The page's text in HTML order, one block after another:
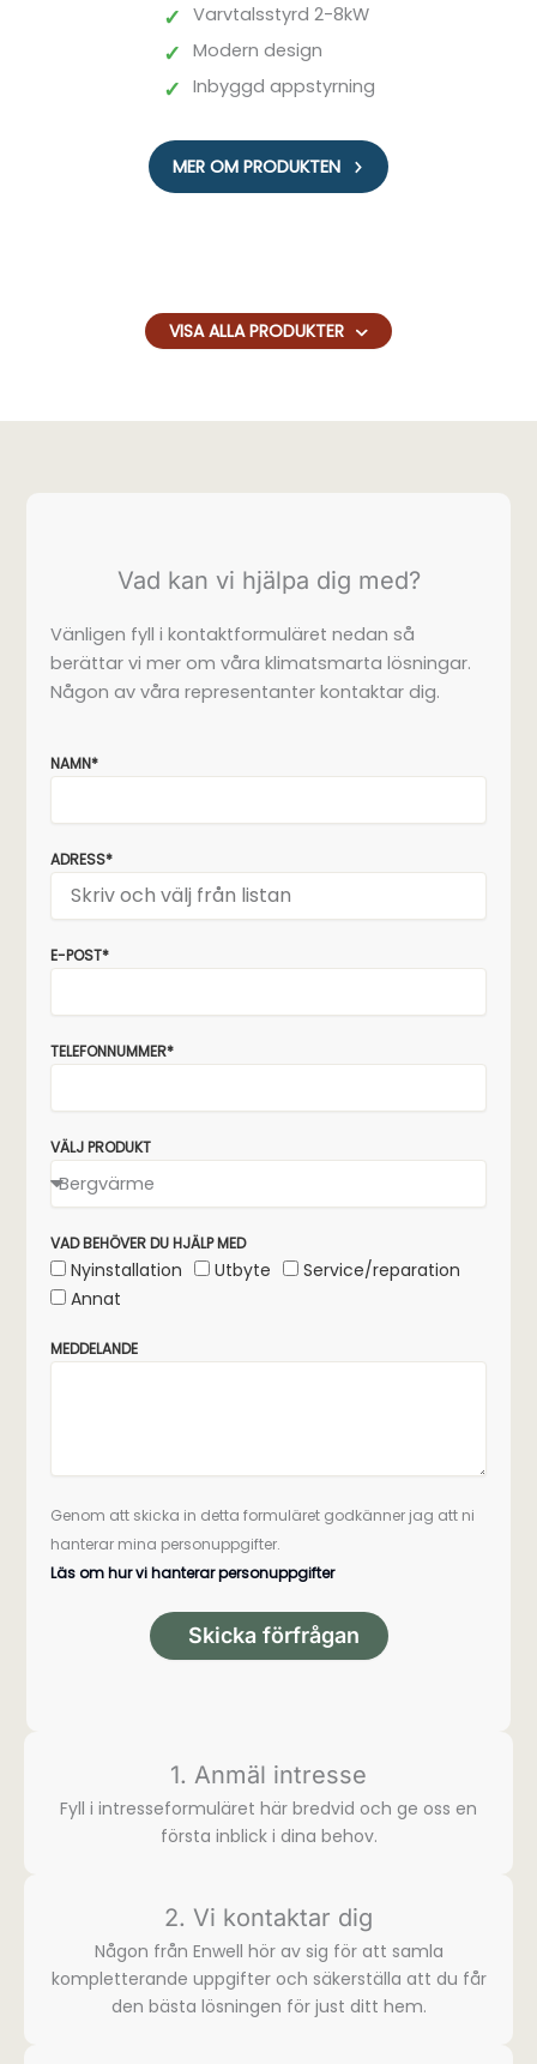
✓ Varvtalsstyrd 2-8kW
✓ Modern design
✓ Inbyggd appstyrning
MER OM PRODUKTEN
VISA ALLA PRODUKTER
Vad kan vi hjälpa dig med?
Vänligen fyll i kontaktformuläret nedan så
berättar vi mer om våra klimatsmarta lösningar.
Någon av våra representanter kontaktar dig.
NAMN*
ADRESS*
E-POST*
TELEFONNUMMER*
VÄLJ PRODUKT
VAD BEHÖVER DU HJÄLP MED
Nyinstallation Utbyte
Service/reparation
Annat
MEDDELANDE
Genom att skicka in detta formuläret godkänner jag att ni
hanterar mina personuppgifter.
Läs om hur vi hanterar personuppgifter
Skicka förfrågan
1. Anmäl intresse
Fyll i intresse­formuläret här bredvid och ge oss en
första inblick i dina behov.
2. Vi kontaktar dig
Någon från Enwell hör av sig för att samla
komplette­rande uppgifter och säkerställa att du får
den bästa lösningen för just ditt hem.